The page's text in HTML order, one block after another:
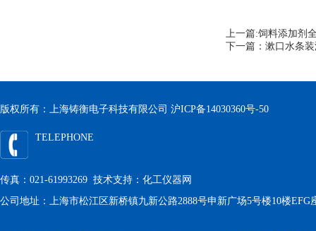
上一篇:饲料添加剂
下一篇： 漱口水条
版权所有：上海铸衡电子科技有限公司 沪ICP备14030360号-50
TELEPHONE
传真：021-61993269 技术支持： 化工仪器网
公司地址：上海市松江区新桥镇九新公路2888号申新广场5号楼10楼EFG